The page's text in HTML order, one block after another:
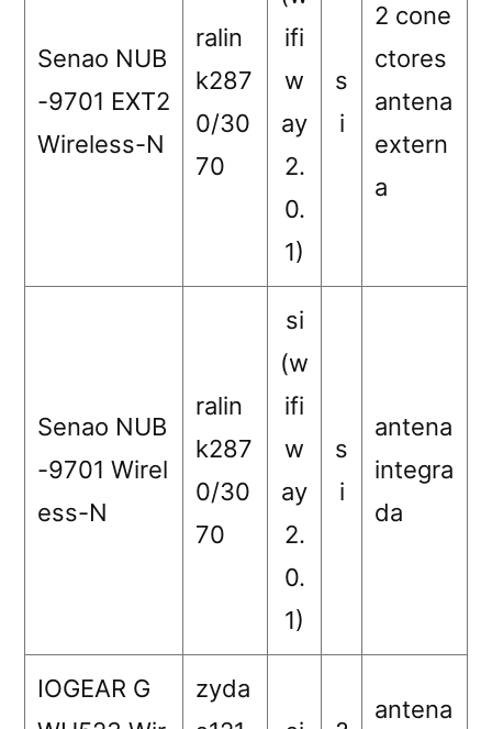
Senao NUB
-9701 EXT2
Wireless-N
ralin
k287
0/30
70
ifi
w
ay
2.
0.
1)
s
i
2 cone
ctores
antena
extern
a
Senao NUB
-9701 Wirel
ess-N
ralin
k287
0/30
70
si
(w
ifi
w
ay
2.
0.
1)
s
i
antena
integra
da
IOGEAR G
zyda
antena